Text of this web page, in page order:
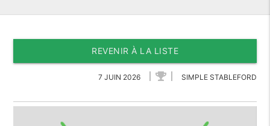
REVENIR À LA LISTE
7 JUIN 2026 SIMPLE STABLEFORD